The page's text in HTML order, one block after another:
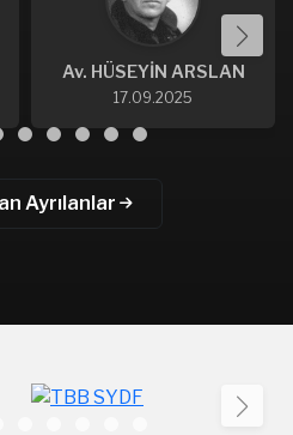
Av. HÜSEYİN ARSLAN
17.09.2025
Ayrılanlar